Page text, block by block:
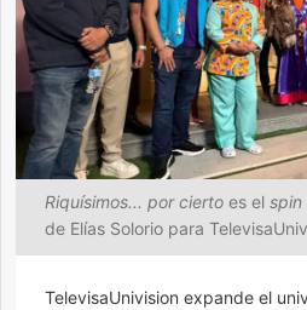
Riquísimos... por cierto es el spin
de Elías Solorio para
TelevisaUnivision expande el